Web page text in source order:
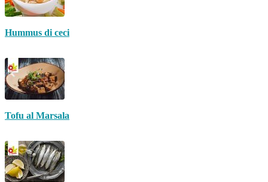
Hummus di ceci
Tofu al Marsala